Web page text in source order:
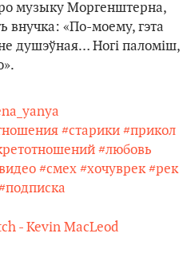
музыку Моргенштерна,
внучка: «По-моему, гэта
душэўная… Ногі паломіш,
#старики #прикол
#любовь
#смех #хочуврек #рек
- Kevin MacLeod